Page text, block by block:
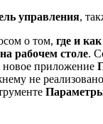
управления,
о том, где и
рабочем столе.
новое приложение
не